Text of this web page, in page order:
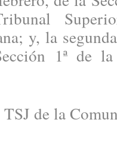
y, la
1ª de
de la